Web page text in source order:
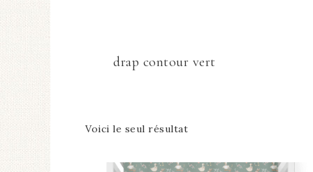
drap contour vert
Voici le seul résultat